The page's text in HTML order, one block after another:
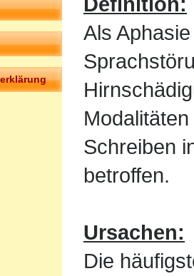
Als
Schreiben
betroffen.
Ursachen:
Die